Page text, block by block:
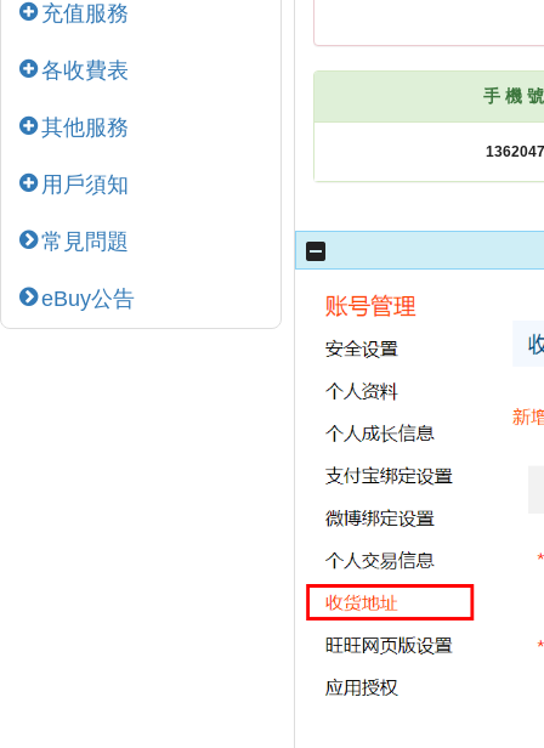
充值服務
各收費表
其他服務
用戶須知
常見問題
eBuy公告
手 機